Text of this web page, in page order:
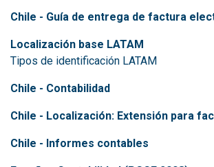
Chile - Guía de entrega de factura
Localización base LATAM
Tipos de identificación LATAM
Chile - Contabilidad
Chile - Localización: Extensión para
Chile - Informes contables